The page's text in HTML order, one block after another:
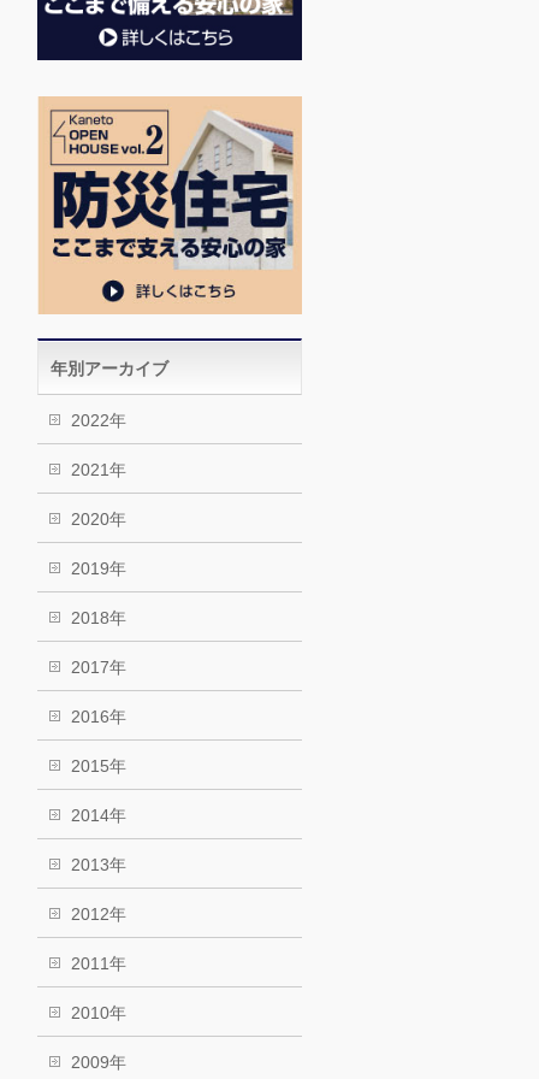
年別アーカイブ
2022年
2021年
2020年
2019年
2018年
2017年
2016年
2015年
2014年
2013年
2012年
2011年
2010年
2009年